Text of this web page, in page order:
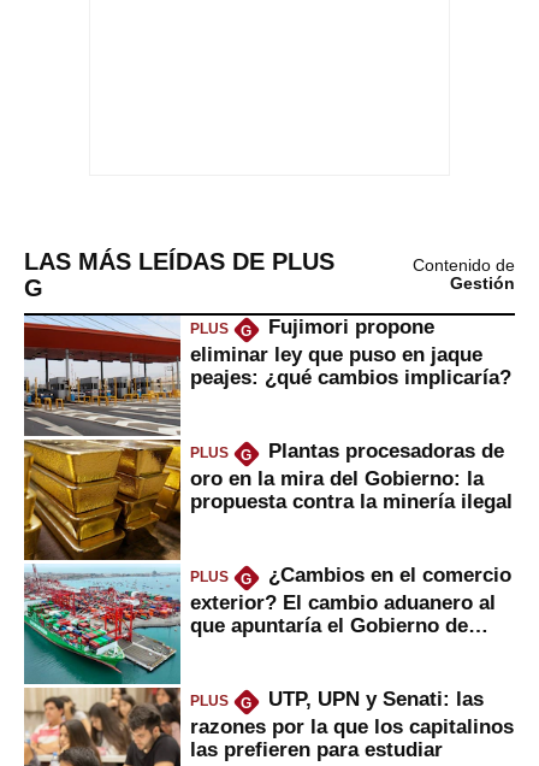
LAS MÁS LEÍDAS DE PLUS
G
Contenido de
Gestión
PLUS G
Fujimori propone
eliminar ley que puso en jaque
peajes: ¿qué cambios implicaría?
PLUS G
Plantas procesadoras de
oro en la mira del Gobierno: la
propuesta contra la minería ilegal
PLUS G
¿Cambios en el comercio
exterior? El cambio aduanero al
que apuntaría el Gobierno de
PLUS G
UTP, UPN y Senati: las
razones por la que los capitalinos
las prefieren para estudiar